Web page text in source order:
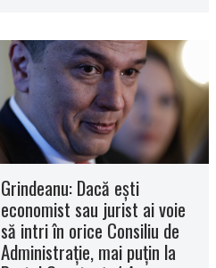
Grindeanu: Dacă eşti
economist sau jurist ai voie
să intri în orice Consiliu de
Administraţie, mai puţin la